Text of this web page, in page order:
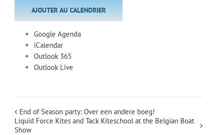
AJOUTER AU CALENDRIER
Google Agenda
iCalendar
Outlook 365
Outlook Live
End of Season party: Over een andere boeg!
Liquid Force Kites and Tack Kiteschool at the Belgian Boat
Show